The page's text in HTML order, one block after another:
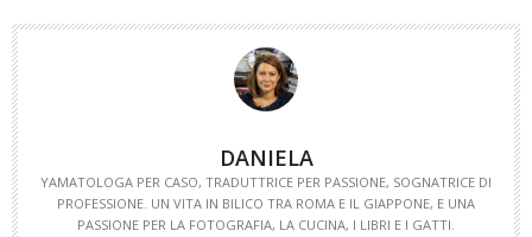
DANIELA
YAMATOLOGA PER CASO, TRADUTTRICE PER PASSIONE, SOGNATRICE DI
PROFESSIONE. UN VITA IN BILICO TRA ROMA E IL GIAPPONE, E UNA
PASSIONE PER LA FOTOGRAFIA, LA CUCINA, I LIBRI E I GATTI.